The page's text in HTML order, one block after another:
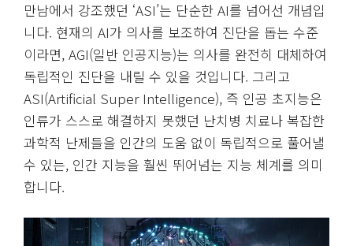
만남에서 강조했던 ‘ASI’는 단순한 AI를 넘어선 개념입
니다. 현재의 AI가 의사를 보조하여 진단을 돕는 수준
이라면, AGI(일반 인공지능)는 의사를 완전히 대체하여
독립적인 진단을 내릴 수 있을 것입니다. 그리고
ASI(Artificial Super Intelligence), 즉 인공 초지능은
인류가 스스로 해결하지 못했던 난치병 치료나 복잡한
과학적 난제들을 인간의 도움 없이 독립적으로 풀어낼
수 있는, 인간 지능을 훨씬 뛰어넘는 지능 체계를 의미
합니다.